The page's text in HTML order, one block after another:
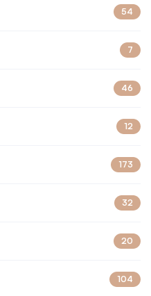
54
7
46
12
173
32
20
104